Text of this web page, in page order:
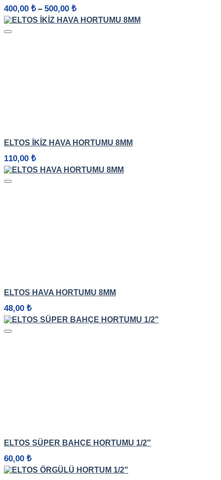
400,00 ₺ – 500,00 ₺
400,00 ₺
ELTOS İKIZ HAVA HORTUMU 8MM
110,00 ₺
ELTOS HAVA HORTUMU 8MM
48,00 ₺
ELTOS SÜPER BAHÇE HORTUMU 1/2″
60,00 ₺